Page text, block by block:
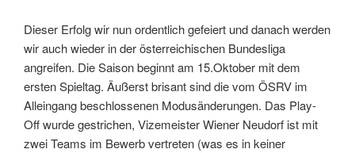
Dieser Erfolg wir nun ordentlich gefeiert und danach werden
wir auch wieder in der österreichischen Bundesliga
angreifen. Die Saison beginnt am 15.Oktober mit dem
ersten Spieltag. Äußerst brisant sind die vom ÖSRV im
Alleingang beschlossenen Modusänderungen. Das Play-
Off wurde gestrichen, Vizemeister Wiener Neudorf ist mit
zwei Teams im Bewerb vertreten (was es in keiner